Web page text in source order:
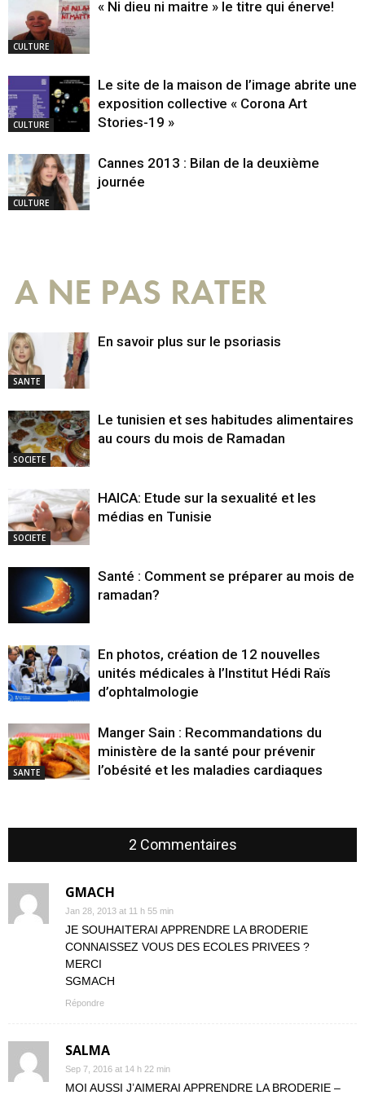
CULTURE
« Ni dieu ni maitre » le titre qui énerve!
CULTURE
Le site de la maison de l’image abrite une
exposition collective « Corona Art
Stories-19 »
CULTURE
Cannes 2013 : Bilan de la deuxième
journée
A NE PAS RATER
SANTE
En savoir plus sur le psoriasis
SOCIETE
Le tunisien et ses habitudes alimentaires
au cours du mois de Ramadan
SOCIETE
HAICA: Etude sur la sexualité et les
médias en Tunisie
Santé : Comment se préparer au mois de
ramadan?
En photos, création de 12 nouvelles
unités médicales à l’Institut Hédi Raïs
d’ophtalmologie
SANTE
Manger Sain : Recommandations du
ministère de la santé pour prévenir
l’obésité et les maladies cardiaques
2 Commentaires
GMACH
Jan 28, 2013 at 11 h 55 min
JE SOUHAITERAI APPRENDRE LA BRODERIE
CONNAISSEZ VOUS DES ECOLES PRIVEES ?
MERCI
SGMACH
Répondre
SALMA
Sep 7, 2016 at 14 h 22 min
MOI AUSSI J’AIMERAI APPRENDRE LA BRODERIE –